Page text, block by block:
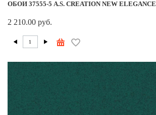
ОБОИ 37555-5 A.S. CREATION NEW ELEGANCE
2 210.00 руб.